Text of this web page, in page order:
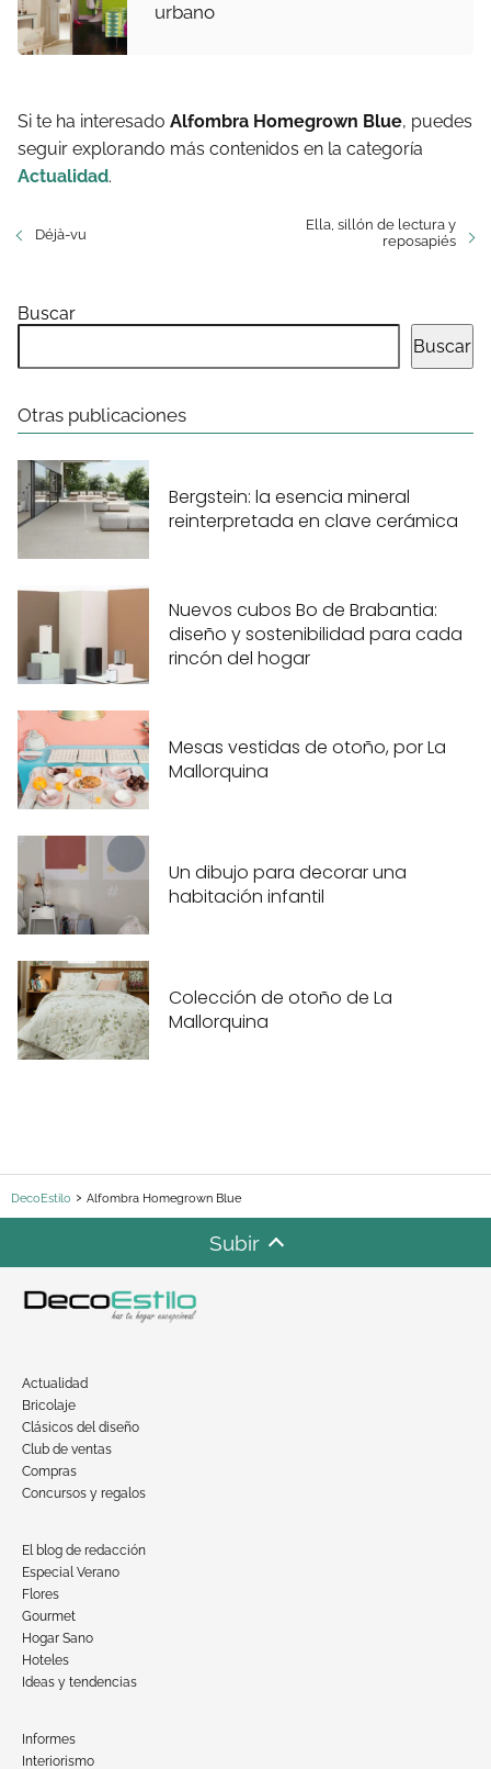
urbano
Si te ha interesado Alfombra Homegrown Blue, puedes
seguir explorando más contenidos en la categoría
Actualidad.
Déjà-vu
Ella, sillón de lectura y
reposapiés
Buscar
Buscar
Otras publicaciones
Bergstein: la esencia mineral
reinterpretada en clave cerámica
Nuevos cubos Bo de Brabantia:
diseño y sostenibilidad para cada
rincón del hogar
Mesas vestidas de otoño, por La
Mallorquina
Un dibujo para decorar una
habitación infantil
Colección de otoño de La
Mallorquina
DecoEstilo Alfombra Homegrown Blue
Subir
Actualidad
Bricolaje
Clásicos del diseño
Club de ventas
Compras
Concursos y regalos
El blog de redacción
Especial Verano
Flores
Gourmet
Hogar Sano
Hoteles
Ideas y tendencias
Informes
Interiorismo